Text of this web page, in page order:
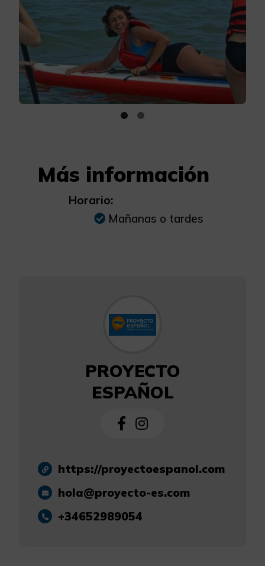
Más información
Horario:
Mañanas o tardes
PROYECTO
ESPAÑOL
https://proyectoespanol.com
hola@proyecto-es.com
+34652989054